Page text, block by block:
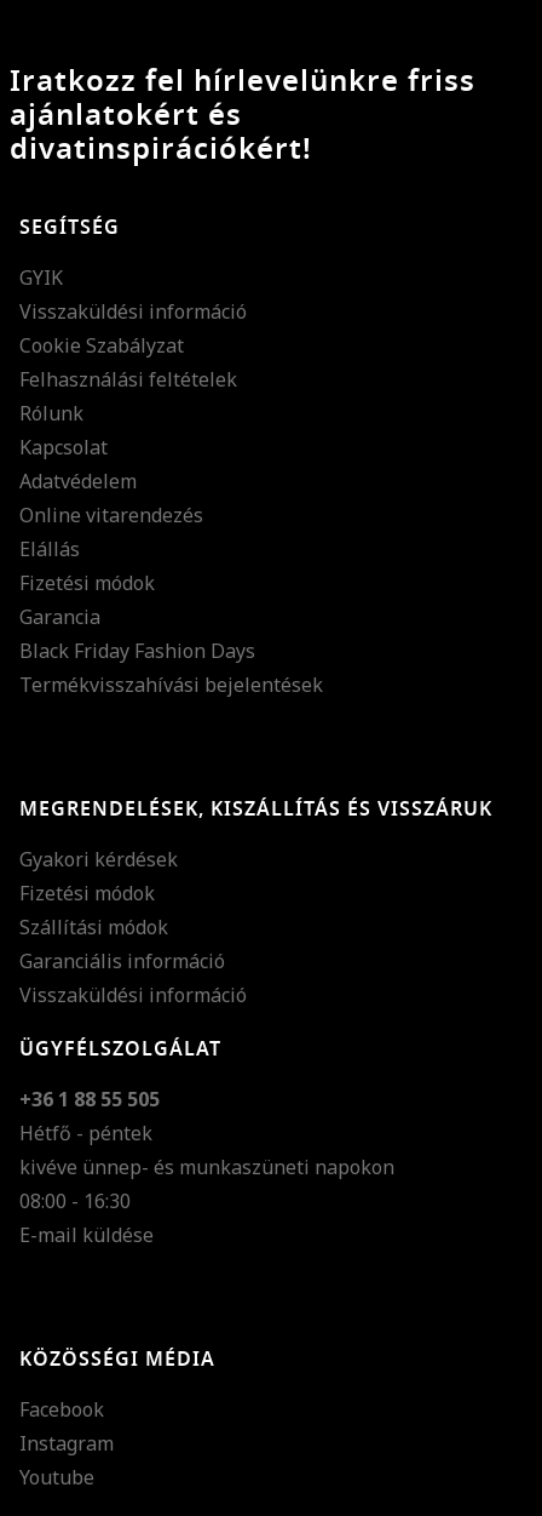
Iratkozz fel hírlevelünkre friss
ajánlatokért és
divatinspirációkért!
SEGÍTSÉG
GYIK
Visszaküldési információ
Cookie Szabályzat
Felhasználási feltételek
Rólunk
Kapcsolat
Adatvédelem
Online vitarendezés
Elállás
Fizetési módok
Garancia
Black Friday Fashion Days
Termékvisszahívási bejelentések
MEGRENDELÉSEK, KISZÁLLÍTÁS ÉS VISSZÁRUK
Gyakori kérdések
Fizetési módok
Szállítási módok
Garanciális információ
Visszaküldési információ
ÜGYFÉLSZOLGÁLAT
+36 1 88 55 505
Hétfő - péntek
kivéve ünnep- és munkaszüneti napokon
08:00 - 16:30
E-mail küldése
KÖZÖSSÉGI MÉDIA
Facebook
Instagram
Youtube